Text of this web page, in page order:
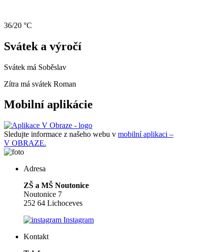
36/20 °C
Svátek a výročí
Svátek má Soběslav
Zítra má svátek Roman
Mobilní aplikácie
Sledujte informace z našeho webu v mobilní aplikaci –
V OBRAZE.
Adresa
ZŠ a MŠ Noutonice
Noutonice 7
252 64 Lichoceves
Instagram
Kontakt